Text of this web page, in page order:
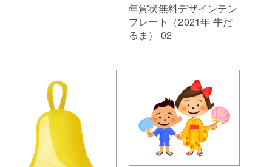
年賀状無料デザインテン
プレート（2021年 牛だ
るま） 02